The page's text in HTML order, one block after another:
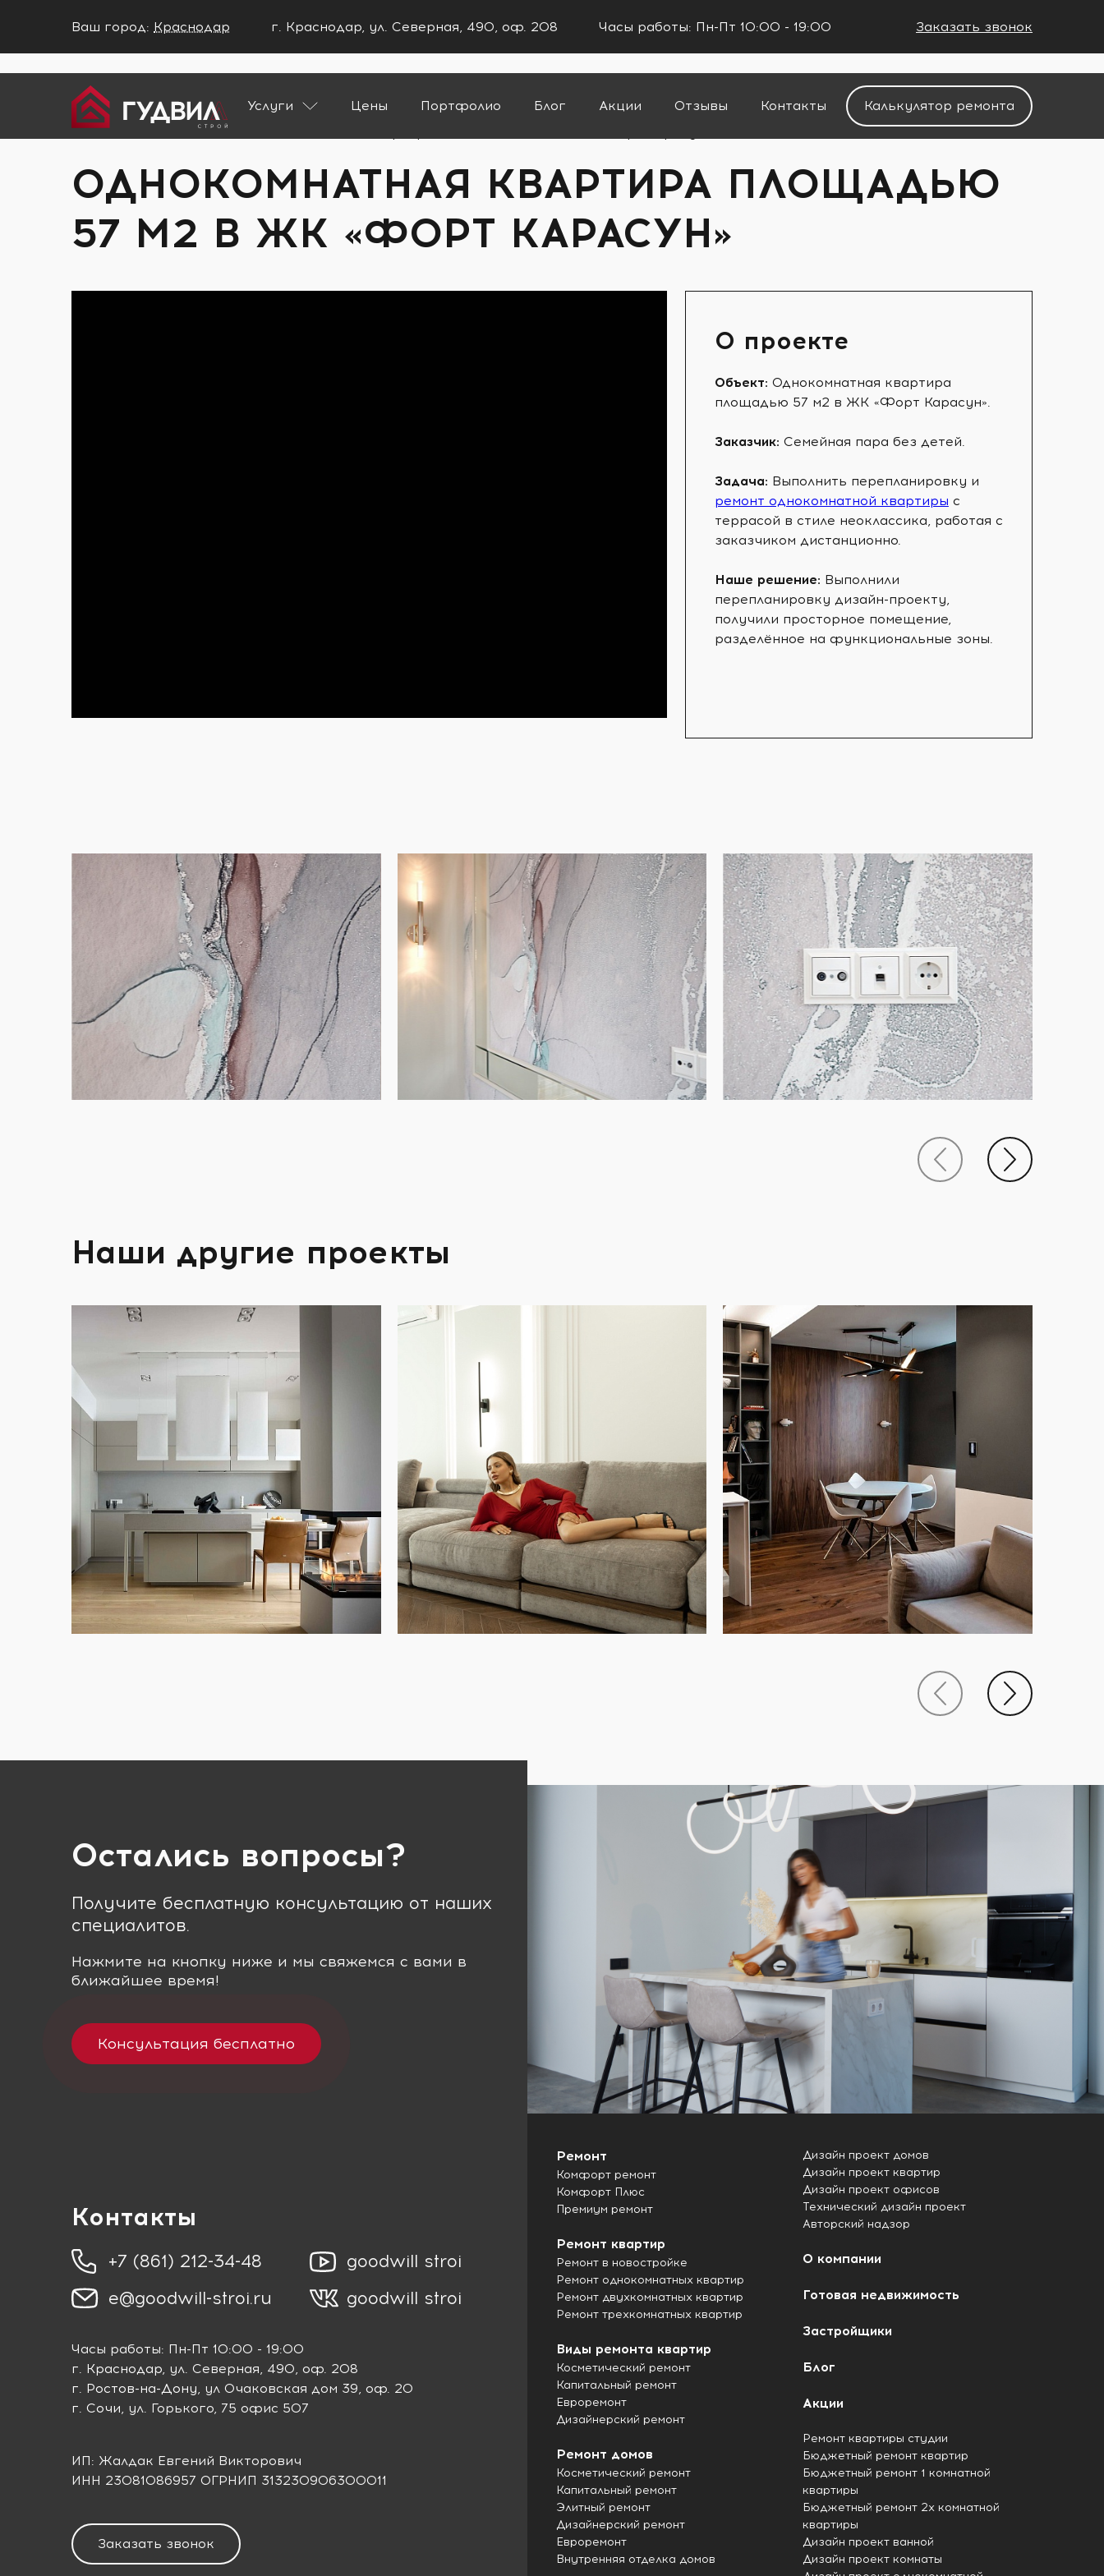
Ваш город: Краснодар
Ваш город Краснодар?
НЕТ
г. Краснодар, ул. Северная, 490, оф. 208 Часы работы: Пн-Пт 10:00 - 19:00 Заказать звонок
Услуги
Цены Портфолио Блог Акции Отзывы Контакты
Калькулятор ремонта
Главная
Портфолио
ОДНОКОМНАТНАЯ КВАРТИРА ПЛОЩАДЬЮ
57 М2 В ЖК «ФОРТ КАРАСУН»
О проекте
Объект: Однокомнатная квартира
площадью 57 м2 в ЖК «Форт Карасун».
Заказчик: Семейная пара без детей.
Задача: Выполнить перепланировку и
ремонт однокомнатной квартиры с
террасой в стиле неоклассика, работая с
заказчиком дистанционно.
Наше решение: Выполнили
перепланировку дизайн-проекту,
получили просторное помещение,
разделённое на функциональные зоны.
Наши другие проекты
Остались вопросы?
Получите бесплатную консультацию от наших
специалитов.
Нажмите на кнопку ниже и мы свяжемся с вами в
ближайшее время!
Консультация бесплатно
Контакты
+7 (861) 212-34-48
e@goodwill-stroi.ru
goodwill stroi
goodwill stroi
Часы работы: Пн-Пт 10:00 - 19:00
г. Краснодар, ул. Северная, 490, оф. 208
г. Ростов-на-Дону, ул Очаковская дом 39, оф. 20
г. Сочи, ул. Горького, 75 офис 507
ИП: Жалдак Евгений Викторович
ИНН 23081086957 ОГРНИП 313230906300011
Заказать звонок
Ремонт
Комфорт ремонт
Комфорт Плюс
Премиум ремонт
Ремонт квартир
Ремонт в новостройке
Ремонт однокомнатных квартир
Ремонт двухкомнатных квартир
Ремонт трехкомнатных квартир
Виды ремонта квартир
Косметический ремонт
Капитальный ремонт
Евроремонт
Дизайнерский ремонт
Ремонт домов
Косметический ремонт
Капитальный ремонт
Элитный ремонт
Дизайнерский ремонт
Евроремонт
Внутренняя отделка домов
Дизайн проект домов
Дизайн проект квартир
Дизайн проект офисов
Технический дизайн проект
Авторский надзор
О компании
Готовая недвижимость
Застройщики
Блог
Акции
Ремонт квартиры студии
Бюджетный ремонт квартир
Бюджетный ремонт 1 комнатной
квартиры
Бюджетный ремонт 2х комнатной
квартиры
Дизайн проект ванной
Дизайн проект комнаты